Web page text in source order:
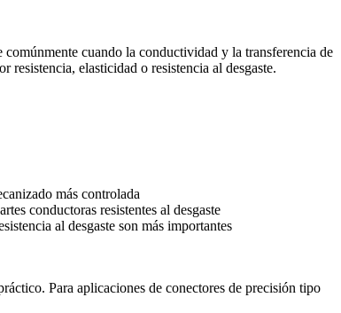
cuando la conductividad y la transferencia de
elasticidad o resistencia al desgaste.
más controlada
conductoras resistentes al desgaste
al desgaste son más importantes
Para aplicaciones de conectores de precisión tipo